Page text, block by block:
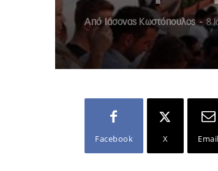
Από Ιάσονας Κωστόπουλος - 8
Facebook X Email